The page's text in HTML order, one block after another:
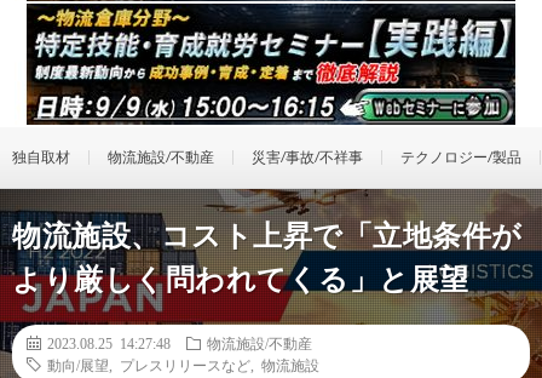
独自取材 物流施設/不動産 災害/事故/不祥事 テクノロジー/製品
物流施設、コスト上昇で「立地条件が
より厳しく問われてくる」と展望
2023.08.25 14:27:48
物流施設/不動産
動向/展望
プレスリリースなど 物流施設